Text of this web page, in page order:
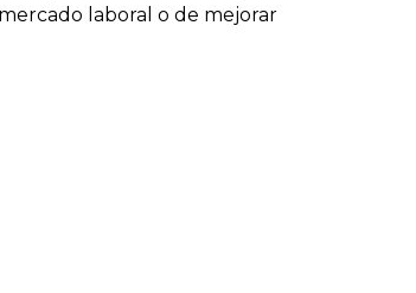
laboral o de mejorar